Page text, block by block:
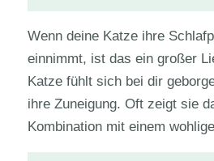
Wenn deine Katze ihre
einnimmt, ist das ein großer
Katze fühlt sich bei dir
ihre Zuneigung. Oft zeigt sie
Kombination mit einem